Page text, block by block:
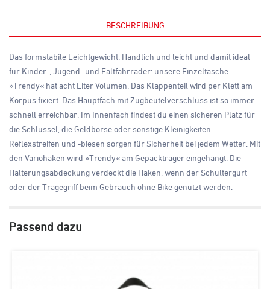
BESCHREIBUNG
Das formstabile Leichtgewicht. Handlich und leicht und damit ideal
für Kinder-, Jugend- und Faltfahrräder: unsere Einzeltasche
»Trendy« hat acht Liter Volumen. Das Klappenteil wird per Klett am
Korpus fixiert. Das Hauptfach mit Zugbeutelverschluss ist so immer
schnell erreichbar. Im Innenfach findest du einen sicheren Platz für
die Schlüssel, die Geldbörse oder sonstige Kleinigkeiten.
Reflexstreifen und -biesen sorgen für Sicherheit bei jedem Wetter. Mit
den Variohaken wird »Trendy« am Gepäckträger eingehängt. Die
Halterungsabdeckung verdeckt die Haken, wenn der Schultergurt
oder der Tragegriff beim Gebrauch ohne Bike genutzt werden.
Passend dazu